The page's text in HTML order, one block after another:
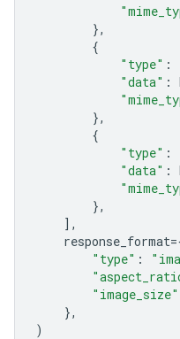
},
{
"type" :
"data" :
},
{
"type" :
"data" :
},
],
response_format=
"type" :
"image_size"
},
)